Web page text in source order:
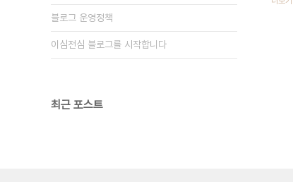
블로그 운영정책
이심전심 블로그를 시작합니다
최근 포스트